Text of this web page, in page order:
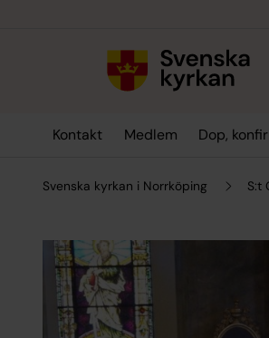
Kontakt Medlem Dop,
Svenska kyrkan i Norrköping S:t